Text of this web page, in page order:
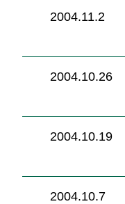
2004.11.2
2004.10.26
2004.10.19
2004.10.7